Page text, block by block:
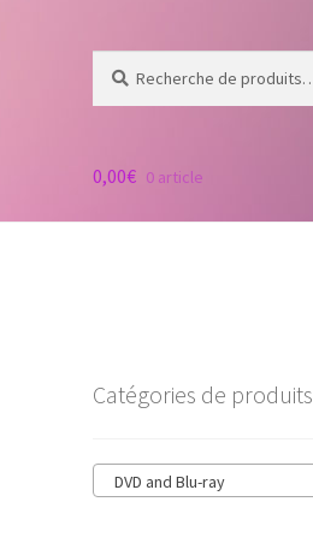
pour :
0,00€ 0 article
Catégories de produits
DVD and Blu-ray